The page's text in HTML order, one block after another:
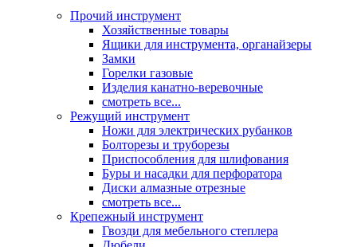
Прочий инструмент
Хозяйственные товары
Ящики для инструмента, органайзеры
Замки
Горелки газовые
Изделия канатно-веревочные
смотреть все...
Режущий инструмент
Ножи для электрических рубанков
Болторезы и труборезы
Приспособления для шлифования
Буры и насадки для перфоратора
Диски алмазные отрезные
смотреть все...
Крепежный инструмент
Гвозди для мебельного степлера